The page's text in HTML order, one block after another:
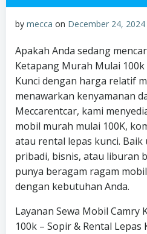
by mecca on December 24, 2024
Apakah Anda sedang
Ketapang Murah Mulai 100k
Kunci dengan harga relatif
menawarkan kenyamanan
Meccarentcar, kami
mobil murah mulai 100K,
atau rental lepas kunci.
pribadi, bisnis, atau liburan
punya beragam ragam
dengan kebutuhan Anda.
Layanan Sewa Mobil Camry
100k – Sopir & Rental